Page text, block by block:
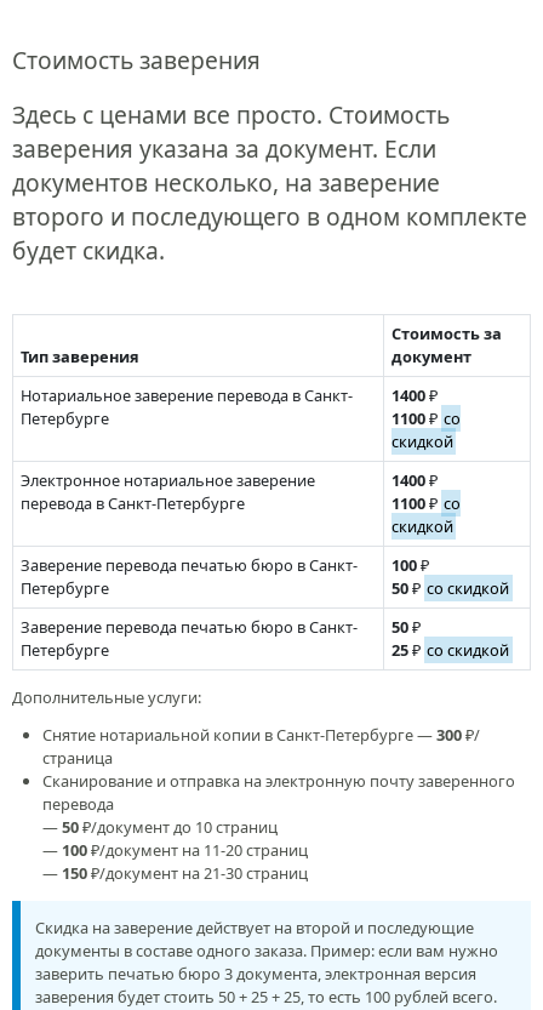
Стоимость заверения
Здесь с ценами все просто. Стоимость
заверения указана за документ. Если
документов несколько, на заверение
второго и последующего в одном комплекте
будет скидка.
Тип заверения
Стоимость за
документ
Нотариальное заверение перевода в Санкт-
Петербурге
1400₽
1100₽ со
скидкой
Электронное нотариальное заверение
перевода в Санкт-Петербурге
1400₽
1100₽ со
скидкой
Заверение перевода печатью бюро в Санкт-
Петербурге
100₽
50₽ со скидкой
Заверение перевода печатью бюро в Санкт-
Петербурге
50₽
25₽ со скидкой
Дополнительные услуги:
Снятие нотариальной копии в Санкт-Петербурге —300₽/
страница
Сканирование и отправка на электронную почту заверенного
перевода
—50₽/документ до 10 страниц
— 100₽/документ на 11-20 страниц
— 150₽/документ на 21-30 страниц
Скидка на заверение действует на второй и последующие
документы в составе одного заказа. Пример: если вам нужно
заверить печатью бюро 3 документа, электронная версия
заверения будет стоить 50 + 25 + 25, то есть 100 рублей всего.